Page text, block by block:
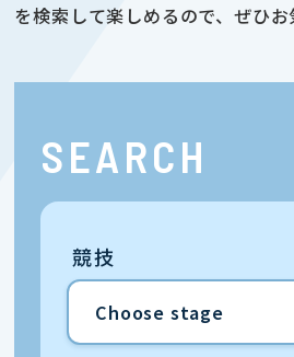
を検索して楽しめるので、ぜひお
SEARCH
競技